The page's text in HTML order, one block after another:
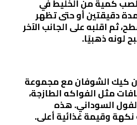
كمية من الخليط في
دقيقتين أو حتى تظهر
ثم اقلبه على الجانب الآخر
لونه ذهبيًا.
كيك الشوفان مع مجموعة
مثل الفواكه الطازجة،
السوداني. هذه
وقيمة غذائية أعلى.